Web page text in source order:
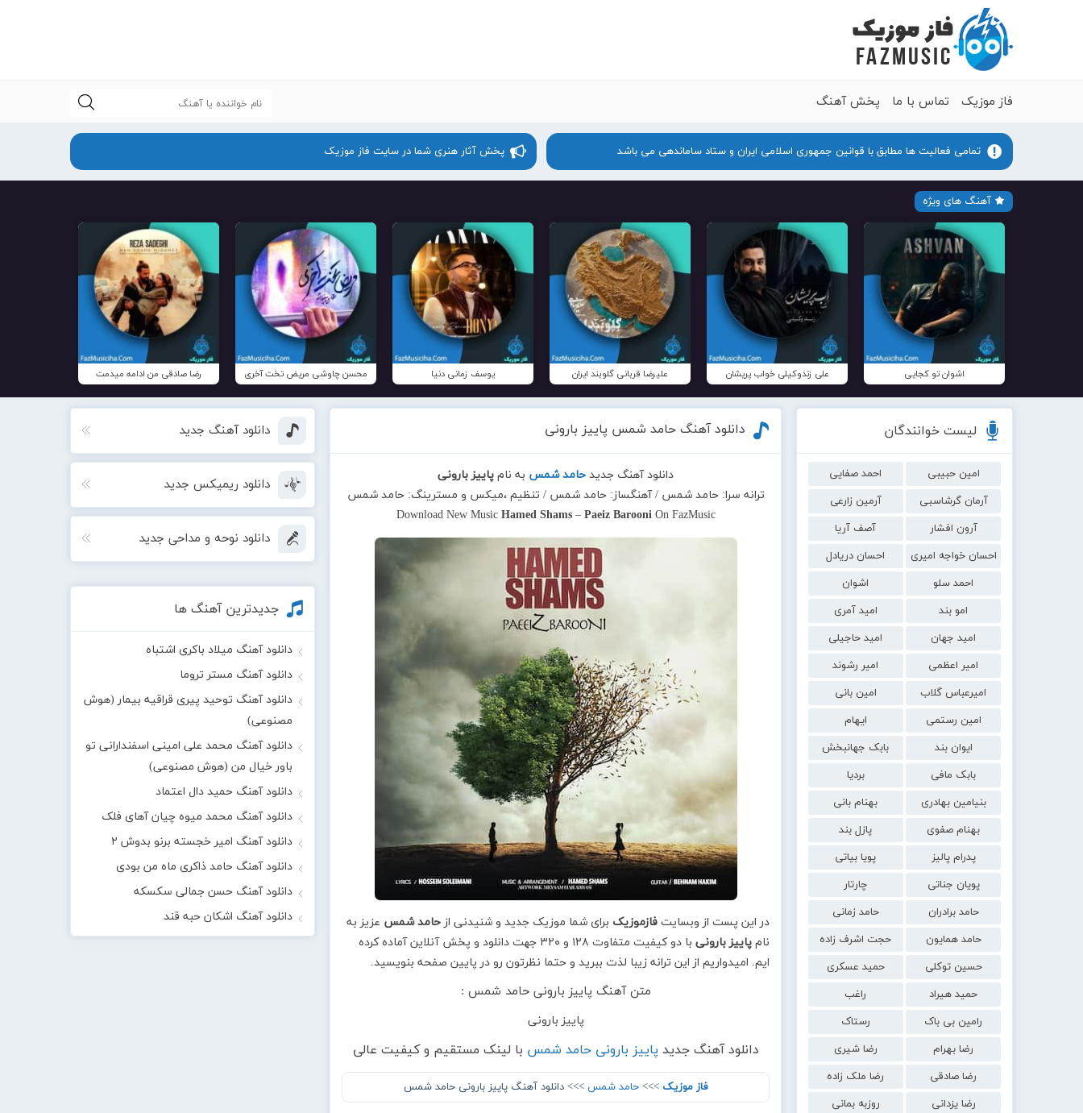
فاز موزیک تماس با ما پخش آهنگ
تمامی فعالیت ها مطابق با قوانین جمهوری اسلامی ایران و ستاد ساماندهی می باشد پخش آثار هنری شما در سایت فاز موزیک
آهنگ های ویژه
اشوان تو کجایی علی زندوکیلی خواب پریشان علیرضا قربانی گلوبند ایران یوسف زمانی دنیا محسن چاوشی مریض تخت آخری رضا صادقی من ادامه میدمت
لیست خوانندگان
امین حبیبی
احمد صفایی
آرمان گرشاسبی
آرمین زارعی
آرون افشار
آصف آریا
احسان خواجه امیری
احسان دریادل
احمد سلو
اشوان
امو بند
امید آمری
امید جهان
امید حاجیلی
امیر اعظمی
امیر رشوند
امیرعباس گلاب
امین بانی
امین رستمی
ایهام
ایوان بند
بابک جهانبخش
بابک مافی
بردیا
بنیامین بهادری
بهنام بانی
بهنام صفوی
پازل بند
پدرام پالیز
پویا بیاتی
پویان جناتی
چارتار
حامد برادران
حامد زمانی
حامد همایون
حجت اشرف زاده
حسین توکلی
حمید عسکری
حمید هیراد
راغب
رامین بی باک
رستاک
رضا بهرام
رضا شیری
رضا صادقی
رضا ملک زاده
رضا یزدانی
روزبه بمانی
دانلود آهنگ حامد شمس پاییز بارونی
دانلود آهنگ جدید حامد شمس به نام پاییز بارونی
ترانه سرا: حامد شمس / آهنگساز: حامد شمس / تنظیم ،میکس و مسترینگ: حامد شمس
Download New Music Hamed Shams– Paeiz BarooniOn FazMusic
در این پست از وبسایت فازموزیک برای شما موزیک جدید و شنیدنی از حامد شمس عزیز به
نام پاییز بارونی
با دو کیفیت متفاوت ۱۲۸ و ۳۲۰ جهت دانلود و پخش آنلاین آماده کرده
ایم. امیدواریم از این ترانه زیبا لذت ببرید و حتما نظرتون رو در پایین صفحه بنویسید.
متن آهنگ پاییز بارونی حامد شمس :
پاییز بارونی
دانلود آهنگ جدید پاییز بارونی حامد شمس با لینک مستقیم و کیفیت عالی
فاز موزیک >>>حامد شمس >>> دانلود آهنگ پاییز بارونی حامد شمس
دانلود آهنگ جدید
دانلود ریمیکس جدید
دانلود نوحه و مداحی جدید
جدیدترین آهنگ ها
دانلود آهنگ میلاد باکری اشتباه
دانلود آهنگ مستر تروما
دانلود آهنگ توحید پیری قراقیه بیمار (هوش
مصنوعی)
دانلود آهنگ محمد علی امینی اسفندارانی تو
باور خیال من (هوش مصنوعی)
دانلود آهنگ حمید دال اعتماد
دانلود آهنگ محمد میوه چیان آهای فلک
دانلود آهنگ امیر خجسته برنو بدوش ۲
دانلود آهنگ حامد ذاکری ماه من بودی
دانلود آهنگ حسن جمالی سکسکه
دانلود آهنگ اشکان حبه قند